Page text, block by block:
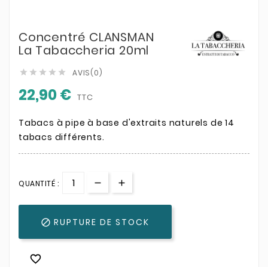
Concentré CLANSMAN
La Tabaccheria 20ml
     AVIS(0)
22,90 € TTC
Tabacs à pipe à base d'extraits naturels de 14
tabacs différents.
QUANTITÉ :
 RUPTURE DE STOCK
